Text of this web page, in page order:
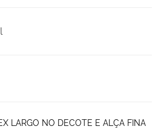
LARGO NO DECOTE E ALÇA FINA